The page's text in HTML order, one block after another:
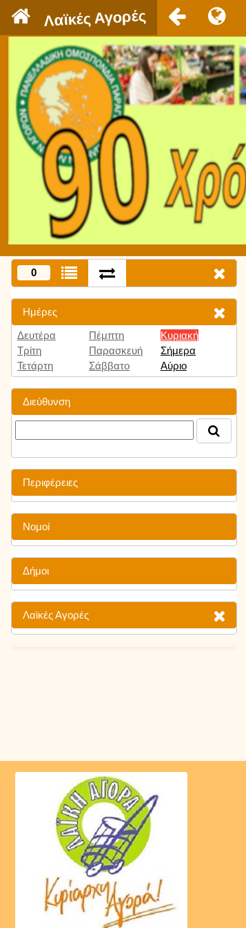
Λαϊκές Αγορές
0
Ημέρες
Δευτέρα
Τρίτη
Τετάρτη
Πέμπτη
Παρασκευή
Σάββατο
Κυριακή
Σήμερα
Αύριο
Διεύθυνση
Περιφέρειες
Νομοί
Δήμοι
Λαϊκές Αγορές